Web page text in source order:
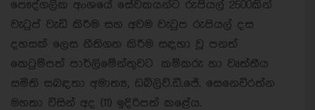
පෞද්ගලික අංශයේ සේවකයන්ට රුපියල් 2500කින්
වැටුප් වැඩි කිරීම සහ අවම වැටුප රුපියල් දස
දහසක් ලෙස නීතිගත කිරීම සඳහා වූ පනත්
කෙටුම්පත් පාර්ලිමේන්තුවට
කම්කරු හා වෘත්තීය
සමිති සබඳතා අමාත්‍ය, ඩබ්ලිව්.ඩී.ජේ. සෙනෙවිරත්න
මහතා විසින් අද (11) ඉදිරිපත් කළේය.